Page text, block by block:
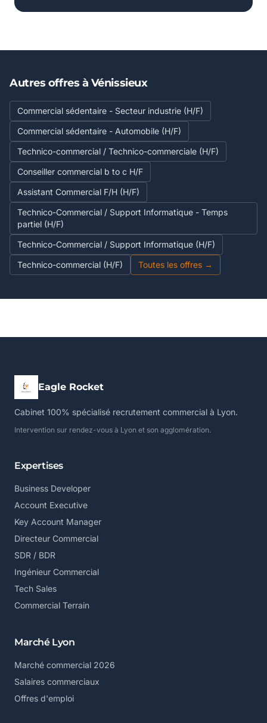
Autres offres à Vénissieux
Commercial sédentaire - Secteur industrie (H/F)
Commercial sédentaire - Automobile (H/F)
Technico-commercial / Technico-commerciale (H/F)
Conseiller commercial b to c H/F
Assistant Commercial F/H (H/F)
Technico-Commercial / Support Informatique - Temps
partiel (H/F)
Technico-Commercial / Support Informatique (H/F)
Technico-commercial (H/F)
Toutes les offres →
Eagle Rocket
Cabinet 100% spécialisé recrutement commercial à Lyon.
Intervention sur rendez-vous à Lyon et son agglomération.
Expertises
Business Developer
Account Executive
Key Account Manager
Directeur Commercial
SDR / BDR
Ingénieur Commercial
Tech Sales
Commercial Terrain
Marché Lyon
Marché commercial 2026
Salaires commerciaux
Offres d'emploi